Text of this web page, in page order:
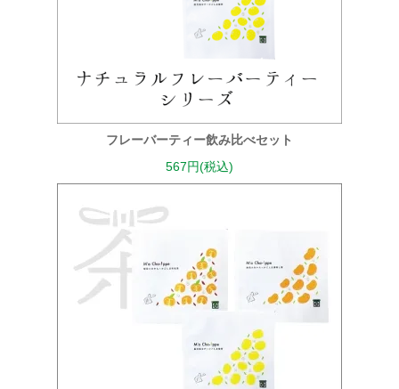
フレーバーティー飲み比べセット
567円(税込)